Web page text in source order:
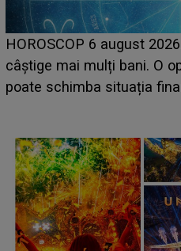
HOROSCOP 6 august
câștige mai mulți bani. O
poate schimba situația